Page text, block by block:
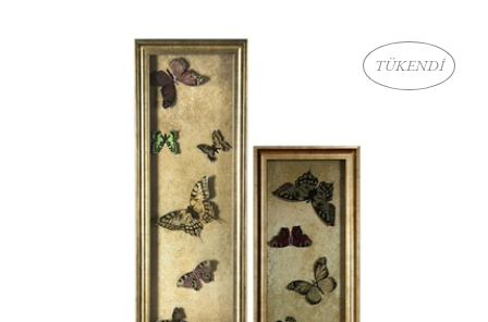
TÜKENDİ